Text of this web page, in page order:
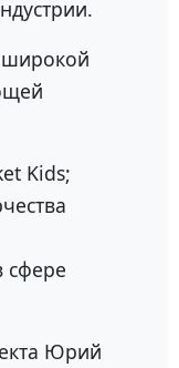
широкой
Kids;
Юрий